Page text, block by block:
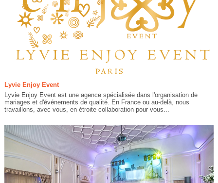
Lyvie Enjoy Event
Lyvie Enjoy Event est une agence spécialisée dans l'organisation de
mariages et d'événements de qualité. En France ou au-delà, nous
travaillons, avec vous, en étroite collaboration pour vous...